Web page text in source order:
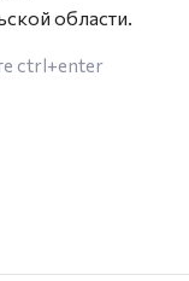
области.
ctrl+enter